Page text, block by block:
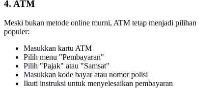
4. ATM
Meski bukan metode online murni, ATM tetap menjadi pilihan
populer:
Masukkan kartu ATM
Pilih menu "Pembayaran"
Pilih "Pajak" atau "Samsat"
Masukkan kode bayar atau nomor polisi
Ikuti instruksi untuk menyelesaikan pembayaran